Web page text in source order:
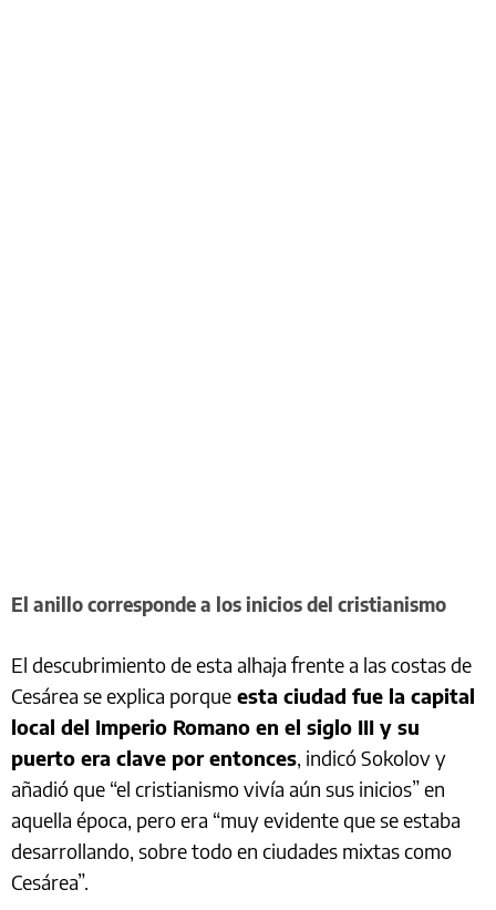
El anillo corresponde a los inicios del cristianismo
El descubrimiento de esta alhaja frente a las costas de
Cesárea se explica porque esta ciudad fue la capital
local del Imperio Romano en el siglo III y su
puerto era clave por entonces, indicó Sokolov y
añadió que “el cristianismo vivía aún sus inicios” en
aquella época, pero era “muy evidente que se estaba
desarrollando, sobre todo en ciudades mixtas como
Cesárea”.